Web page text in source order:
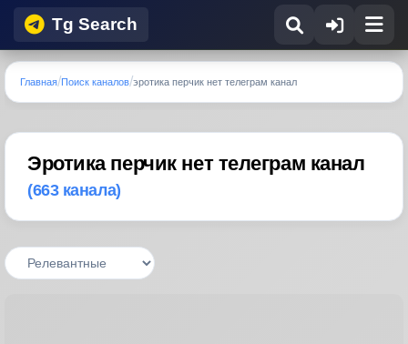
Tg Search
Главная Поиск каналов эротика перчик нет телеграм канал
Эротика перчик нет телеграм канал
(663 канала)